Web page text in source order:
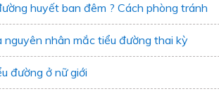
huyết ban đêm ? Cách phòng tránh
nguyên nhân mắc tiểu đường thai kỳ
đường ở nữ giới